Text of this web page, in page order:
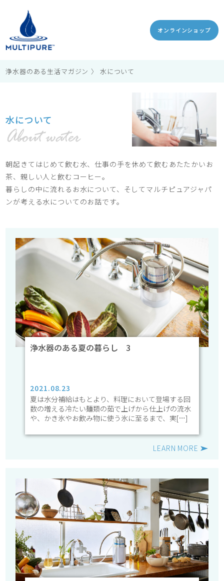
オンラインショップ
浄水器のある生活マガジン 水について
水について
朝起きてはじめて飲む水、仕事の手を休めて飲むあたたかいお
茶、親しい人と飲むコーヒー。
暮らしの中に流れるお水について、そしてマルチピュアジャパ
ンが考える水についてのお話です。
浄水器のある夏の暮らし 3
2021.08.23
夏は水分補給はもとより、料理において登場する回
数の増える冷たい麺類の茹で上げから仕上げの流水
や、かき氷やお飲み物に使う氷に至るまで、実[…]
LEARN MORE